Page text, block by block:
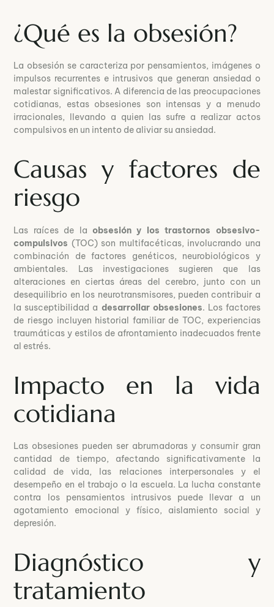
¿Qué es la obsesión?
La obsesión se caracteriza por pensamientos, imágenes o
impulsos recurrentes e intrusivos que generan ansiedad o
malestar significativos. A diferencia de las preocupaciones
cotidianas, estas obsesiones son intensas y a menudo
irracionales, llevando a quien las sufre a realizar actos
compulsivos en un intento de aliviar su ansiedad.
Causas y factores de
riesgo
Las raíces de la obsesión y los trastornos obsesivo-
compulsivos (TOC) son multifacéticas, involucrando una
combinación de factores genéticos, neurobiológicos y
ambientales. Las investigaciones sugieren que las
alteraciones en ciertas áreas del cerebro, junto con un
desequilibrio en los neurotransmisores, pueden contribuir a
la susceptibilidad a desarrollar obsesiones. Los factores
de riesgo incluyen historial familiar de TOC, experiencias
traumáticas y estilos de afrontamiento inadecuados frente
al estrés.
Impacto en la vida
cotidiana
Las obsesiones pueden ser abrumadoras y consumir gran
cantidad de tiempo, afectando significativamente la
calidad de vida, las relaciones interpersonales y el
desempeño en el trabajo o la escuela. La lucha constante
contra los pensamientos intrusivos puede llevar a un
agotamiento emocional y físico, aislamiento social y
depresión.
Diagnóstico y
tratamiento